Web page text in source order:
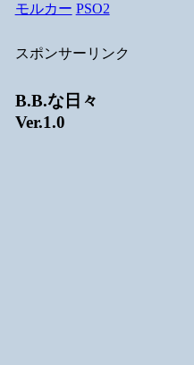
モルカー PSO2
スポンサーリンク
B.B.な日々
Ver.1.0